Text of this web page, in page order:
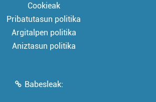
Cookieak
Pribatutasun politika
Argitalpen politika
Aniztasun politika
Babesleak: